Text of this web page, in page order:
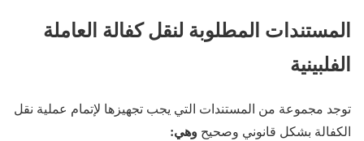
المستندات المطلوبة لنقل كفالة العاملة
الفلبينية
توجد مجموعة من المستندات التي يجب تجهيزها لإتمام عملية نقل
الكفالة بشكل قانوني وصحيح وهي: